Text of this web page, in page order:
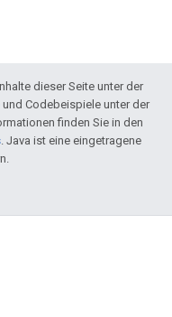
dieser Seite unter der
und Codebeispiele unter der
finden Sie in den
. Java ist eine eingetragene